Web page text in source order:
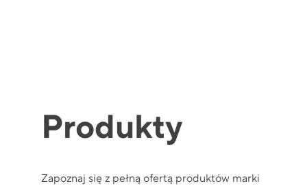
Produkty
Zapoznaj się z pełną ofertą produktów marki